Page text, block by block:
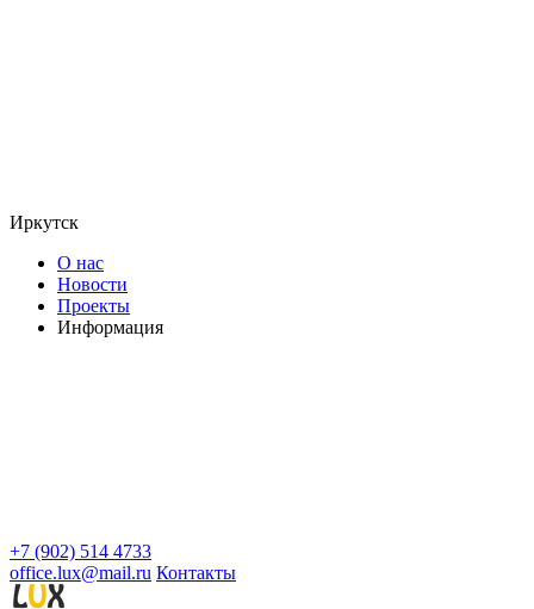
Иркутск
О нас
Новости
Проекты
Информация
+7 (902) 514 4733
office.lux@mail.ru Контакты